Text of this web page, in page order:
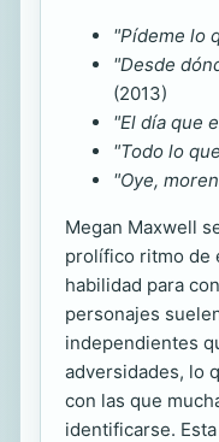
"Pídeme lo
"Desde
(2013)
"El día que
"Todo lo
"Oye,
Megan Maxwell
prolífico ritmo de
habilidad para
personajes
independientes
adversidades, lo
con las que
identificarse.